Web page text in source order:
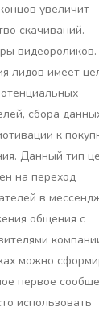
увеличит
скачиваний.
видеороликов.
лидов имеет
сбора
к
Данный тип
на переход
в
общения с
можно
первое
использовать